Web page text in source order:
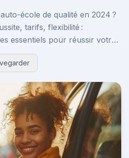
école de qualité en 2024 ?
tarifs, flexibilité :
essentiels pour réussir votre
surprises.